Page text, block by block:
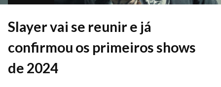
Slayer vai se reunir e já
confirmou os primeiros shows
de 2024